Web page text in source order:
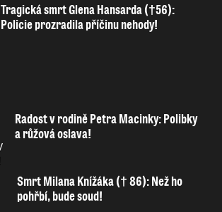
Tragická smrt Glena Hansarda (†56):
Policie prozradila příčinu nehody!
Radost v rodině Petra Macinky: Polibky
a růžová oslava!
Smrt Milana Knížáka († 86): Než ho
pohřbí, bude soud!